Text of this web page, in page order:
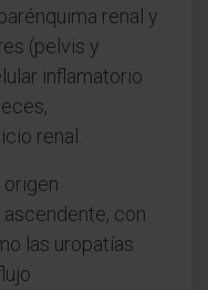
renal y
(pelvis y
inflamatorio
renal.
con
las uropatías